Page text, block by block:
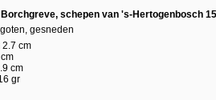
schepen van 's-Hertogenbosch
gesneden
cm
cm
gr